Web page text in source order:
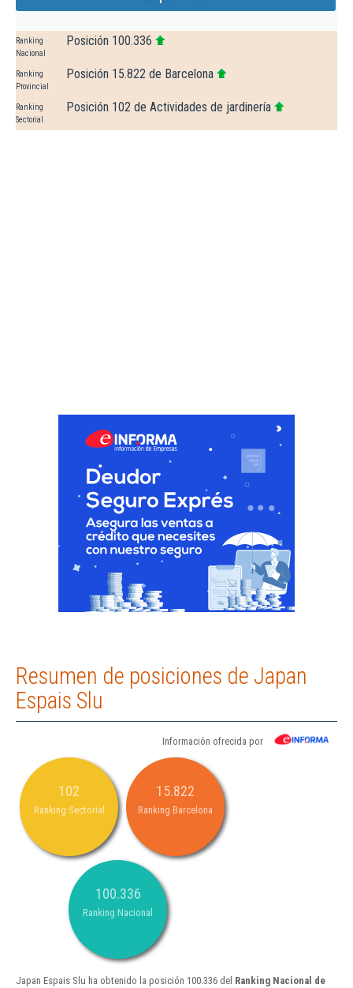
Ranking
Nacional
Posición 100.336
Ranking
Provincial
Posición 15.822 de Barcelona
Ranking
Sectorial
Posición 102 de Actividades de jardinería
Resumen de posiciones de Japan
Espais Slu
Información ofrecida por
102
Ranking Sectorial
15.822
Ranking Barcelona
100.336
Ranking Nacional
Japan Espais Slu ha obtenido la posición 100.336 del Ranking Nacional de